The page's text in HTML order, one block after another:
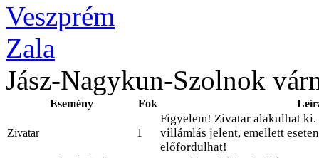
Veszprém
Zala
Jász-Nagykun-Szolnok
Esemény Fok
Zivatar 1
Figyelem! Zivatar alakulhat ki.
villámlás jelent, emellett
előfordulhat!